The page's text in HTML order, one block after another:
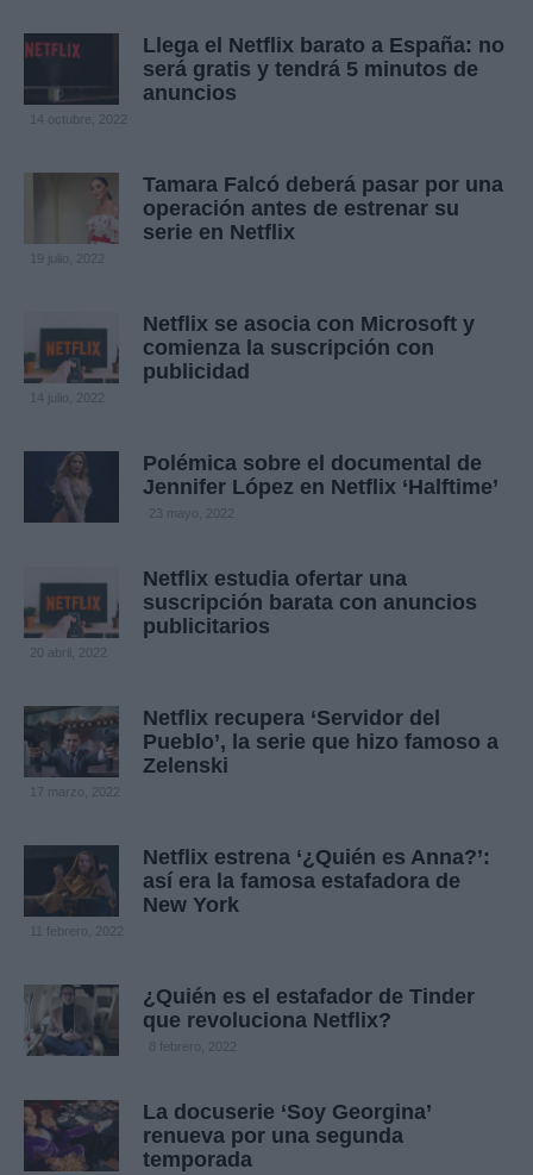
Llega el Netflix barato a España: no
será gratis y tendrá 5 minutos de
anuncios
14 octubre, 2022
Tamara Falcó deberá pasar por una
operación antes de estrenar su
serie en Netflix
Netflix se asocia con Microsoft y
comienza la suscripción con
publicidad
14 julio, 2022
Polémica sobre el documental de
Jennifer López en Netflix ‘Halftime’
23 mayo, 2022
Netflix estudia ofertar una
suscripción barata con anuncios
publicitarios
20 abril, 2022
Netflix recupera ‘Servidor del
Pueblo’, la serie que hizo famoso a
Zelenski
17 marzo, 2022
Netflix estrena ‘¿Quién es Anna?’:
así era la famosa estafadora de
New York
11 febrero, 2022
¿Quién es el estafador de Tinder
que revoluciona Netflix?
8 febrero, 2022
La docuserie ‘Soy Georgina’
renueva por una segunda
temporada